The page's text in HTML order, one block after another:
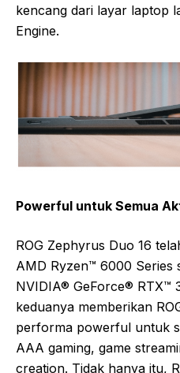
kencang dari layar laptop
Engine.
Powerful untuk Semua
ROG Zephyrus Duo 16
AMD Ryzen™ 6000 Series
NVIDIA® GeForce® RTX™
keduanya memberikan
performa powerful untuk
AAA gaming, game
creation. Tidak hanya itu,